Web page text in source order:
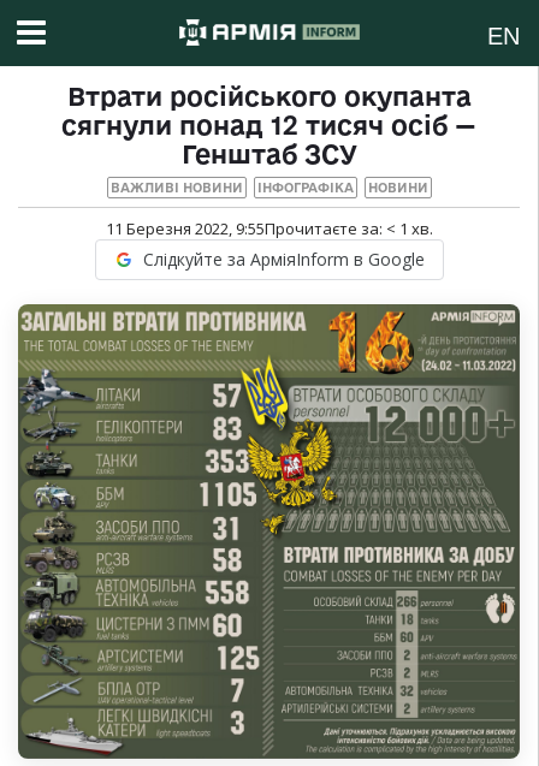
EN
Втрати російського окупанта
сягнули понад 12 тисяч осіб —
Генштаб ЗСУ
ВАЖЛИВІ НОВИНИ ІНФОГРАФІКА НОВИНИ
11 Березня 2022, 9:55Прочитаєте за: < 1 хв.
Слідкуйте за АрміяInform в Google